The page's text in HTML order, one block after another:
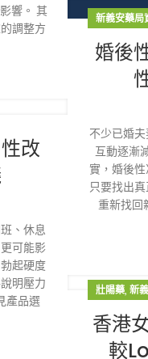
新義安藥局
婚後
不少已婚
互動逐漸
實，婚後
只要找出
重新找回
響。 其
調整方
改
、休息
可能影
起硬度
明壓力
產品選
壯陽藥, 新
香港
較